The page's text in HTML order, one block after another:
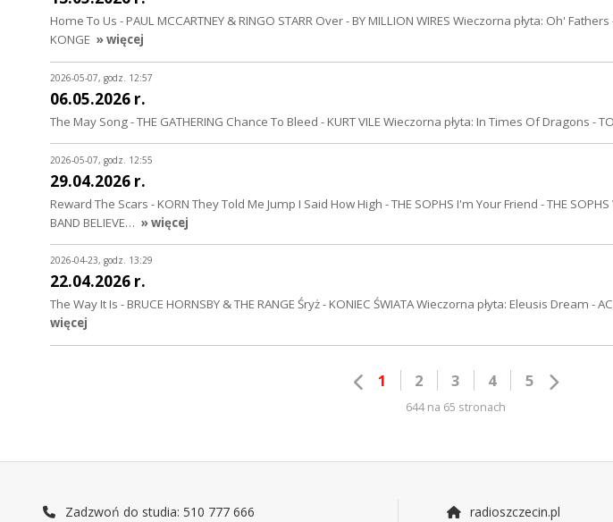
Home To Us - PAUL MCCARTNEY & RINGO STARR Over - BY MILLION WIRES Wieczorna płyta: Oh'
KONGE » więcej
2026-05-07, godz. 12:57
06.05.2026 r.
The May Song - THE GATHERING Chance To Bleed - KURT VILE Wieczorna płyta: In Times Of Dragons -
2026-05-07, godz. 12:55
29.04.2026 r.
Reward The Scars - KORN They Told Me Jump I Said How High - THE SOPHS I'm Your Friend - THE
BAND BELIEVE… » więcej
2026-04-23, godz. 13:29
22.04.2026 r.
The Way It Is - BRUCE HORNSBY & THE RANGE Śryż - KONIEC ŚWIATA Wieczorna płyta: Eleusis Dream -
więcej
1 2 3 4 5
644 na 65 stronach
Zadzwoń do studia: 510 777 666 radioszczecin.pl